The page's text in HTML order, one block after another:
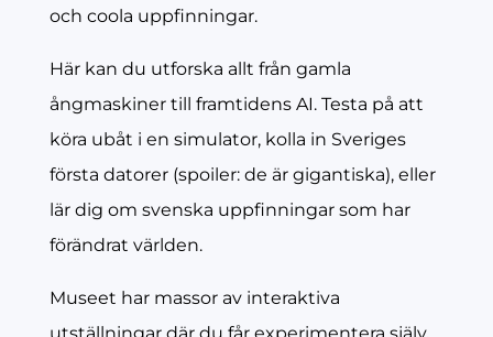
och coola uppfinningar.
Här kan du utforska allt från gamla
ångmaskiner till framtidens AI. Testa på att
köra ubåt i en simulator, kolla in Sveriges
första datorer (spoiler: de är gigantiska), eller
lär dig om svenska uppfinningar som har
förändrat världen.
Museet har massor av interaktiva